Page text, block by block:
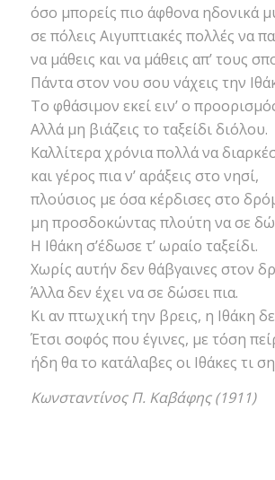
όσο μπορείς πιο άφθονα ηδονικά
σε πόλεις Αιγυπτιακές πολλές να
να μάθεις και να μάθεις απ’ τους
Πάντα στον νου σου νάχεις την
Το φθάσιμον εκεί ειν’ ο
Αλλά μη βιάζεις το ταξείδι διόλου.
Καλλίτερα χρόνια πολλά να
και γέρος πια ν’ αράξεις στο νησί,
πλούσιος με όσα κέρδισες στο
μη προσδοκώντας πλούτη να σε
Η Ιθάκη σ’έδωσε τ’ ωραίο ταξείδι.
Χωρίς αυτήν δεν θάβγαινες στον
Άλλα δεν έχει να σε δώσει πια.
Κι αν πτωχική την βρεις, η Ιθάκη
Έτσι σοφός που έγινες, με τόση
ήδη θα το κατάλαβες οι Ιθάκες τι
Κωνσταντίνος Π. Καβάφης (1911)